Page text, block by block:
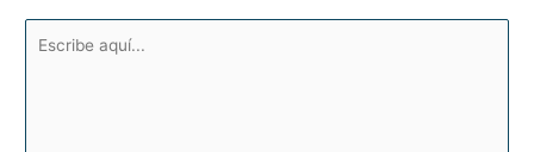
aquí...